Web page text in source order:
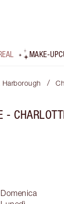
MAKE-UP
Harborough /
-
Domenica